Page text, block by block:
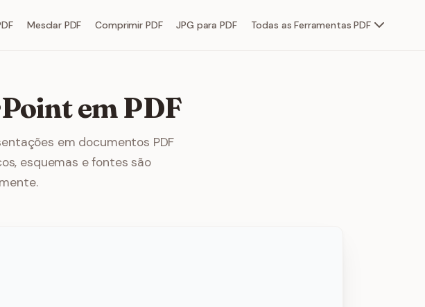
Mesclar PDF Comprimir PDF JPG para PDF Todas as Ferramentas PDF
em PDF
em documentos PDF
esquemas e fontes são